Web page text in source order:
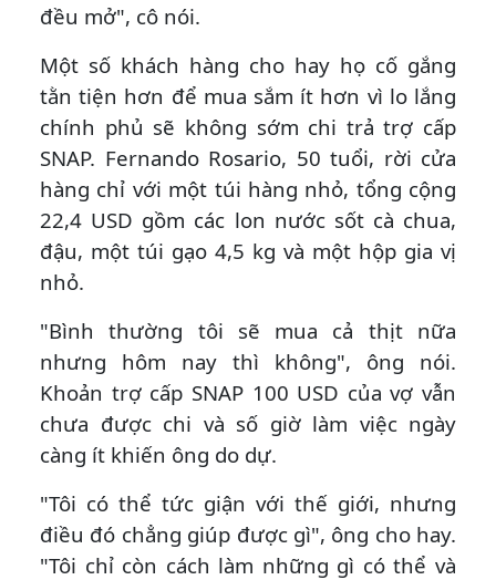
đều mở", cô nói.
Một số khách hàng cho hay họ cố gắng
tằn tiện hơn để mua sắm ít hơn vì lo lắng
chính phủ sẽ không sớm chi trả trợ cấp
SNAP. Fernando Rosario, 50 tuổi, rời cửa
hàng chỉ với một túi hàng nhỏ, tổng cộng
22,4 USD gồm các lon nước sốt cà chua,
đậu, một túi gạo 4,5 kg và một hộp gia vị
nhỏ.
"Bình thường tôi sẽ mua cả thịt nữa
nhưng hôm nay thì không", ông nói.
Khoản trợ cấp SNAP 100 USD của vợ vẫn
chưa được chi và số giờ làm việc ngày
càng ít khiến ông do dự.
"Tôi có thể tức giận với thế giới, nhưng
điều đó chẳng giúp được gì", ông cho hay.
"Tôi chỉ còn cách làm những gì có thể và